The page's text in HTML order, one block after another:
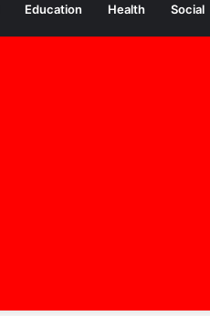
Education Health Social